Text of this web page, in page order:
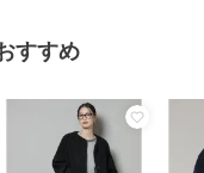
布を使用してくださ
リーニングを繰り返す
の際は再加工をクリー
プレーを使用する場合
すすめ